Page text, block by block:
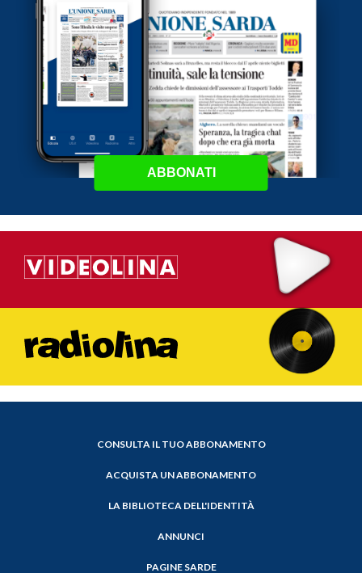
ABBONATI
CONSULTA IL TUO ABBONAMENTO
ACQUISTA UN ABBONAMENTO
LA BIBLIOTECA DELL'IDENTITÀ
ANNUNCI
PAGINE SARDE